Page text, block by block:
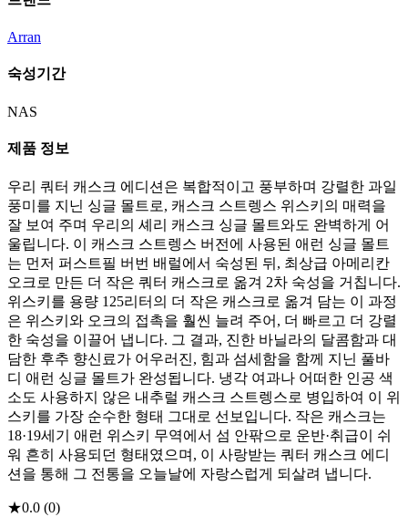
Arran
숙성기간
NAS
제품 정보
우리 쿼터 캐스크 에디션은 복합적이고 풍부하며 강렬한 과일
풍미를 지닌 싱글 몰트로, 캐스크 스트렝스 위스키의 매력을
잘 보여 주며 우리의 셰리 캐스크 싱글 몰트와도 완벽하게 어
울립니다. 이 캐스크 스트렝스 버전에 사용된 애런 싱글 몰트
는 먼저 퍼스트필 버번 배럴에서 숙성된 뒤, 최상급 아메리칸
오크로 만든 더 작은 쿼터 캐스크로 옮겨 2차 숙성을 거칩니다.
위스키를 용량 125리터의 더 작은 캐스크로 옮겨 담는 이 과정
은 위스키와 오크의 접촉을 훨씬 늘려 주어, 더 빠르고 더 강렬
한 숙성을 이끌어 냅니다. 그 결과, 진한 바닐라의 달콤함과 대
담한 후추 향신료가 어우러진, 힘과 섬세함을 함께 지닌 풀바
디 애런 싱글 몰트가 완성됩니다. 냉각 여과나 어떠한 인공 색
소도 사용하지 않은 내추럴 캐스크 스트렝스로 병입하여 이 위
스키를 가장 순수한 형태 그대로 선보입니다. 작은 캐스크는
18·19세기 애런 위스키 무역에서 섬 안팎으로 운반·취급이 쉬
워 흔히 사용되던 형태였으며, 이 사랑받는 쿼터 캐스크 에디
션을 통해 그 전통을 오늘날에 자랑스럽게 되살려 냅니다.
★0.0 (0)